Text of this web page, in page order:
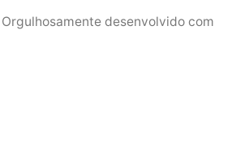
Orgulhosamente desenvolvido com